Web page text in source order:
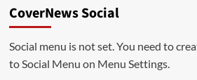
CoverNews Social
Social menu is not set. You need to
to Social Menu on Menu Settings.